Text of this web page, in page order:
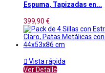
Espuma, Tapizadas en...
399,90 €
 Vista rápida
Ver Detalle